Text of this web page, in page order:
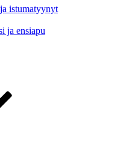
istumatyynyt
ja ensiapu